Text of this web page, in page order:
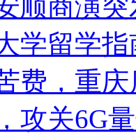
顺商演
学留学
费，重
攻关6G